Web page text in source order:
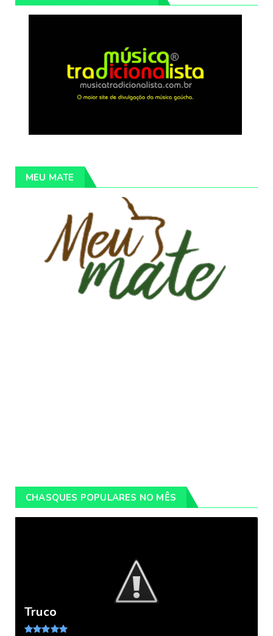
MEU MATE
CHASQUES POPULARES NO MÊS
Truco